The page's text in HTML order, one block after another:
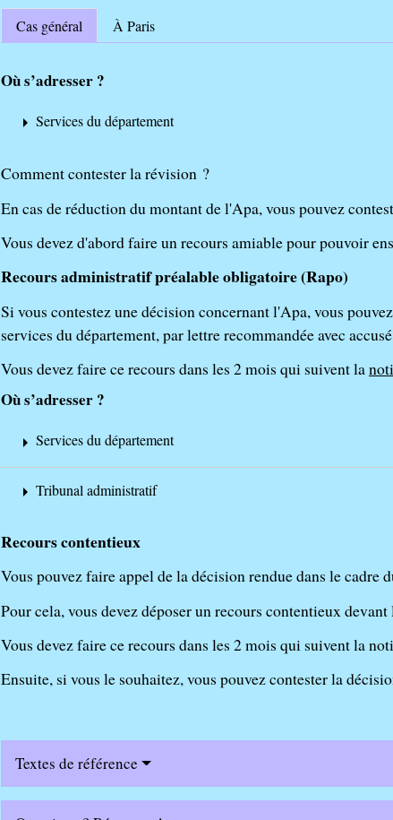
Cas général À Paris
Où s’adresser ?
arrow_right Services du département
Comment contester la révision ?
En cas de réduction du montant de l'Apa, vous pouvez
Vous devez d'abord faire un recours amiable pour pouvoir
Recours administratif préalable obligatoire (Rapo)
Si vous contestez une décision concernant l'Apa, vous
services du département, par lettre recommandée avec
Vous devez faire ce recours dans les 2 mois qui suivent la
Où s’adresser ?
arrow_right Services du département
arrow_right Tribunal administratif
Recours contentieux
Vous pouvez faire appel de la décision rendue dans le cadre
Pour cela, vous devez déposer un recours contentieux
Vous devez faire ce recours dans les 2 mois qui suivent la
Ensuite, si vous le souhaitez, vous pouvez contester la
Textes de référence